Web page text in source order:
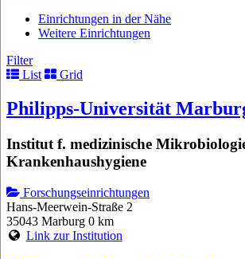
Einrichtungen in der Nähe
Weitere Einrichtungen
Filter
List
Grid
Philipps-Universität
Institut f. medizinische
Krankenhaushygiene
Forschungseinrichtungen
Hans-Meerwein-Straße 2
35043 Marburg 0 km
Link zur Institution